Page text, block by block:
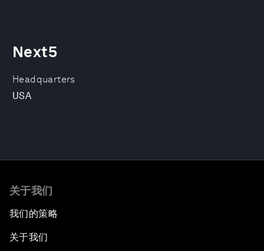
Headquarters
USA
Next5
关于我们
我们的策略
关于我们